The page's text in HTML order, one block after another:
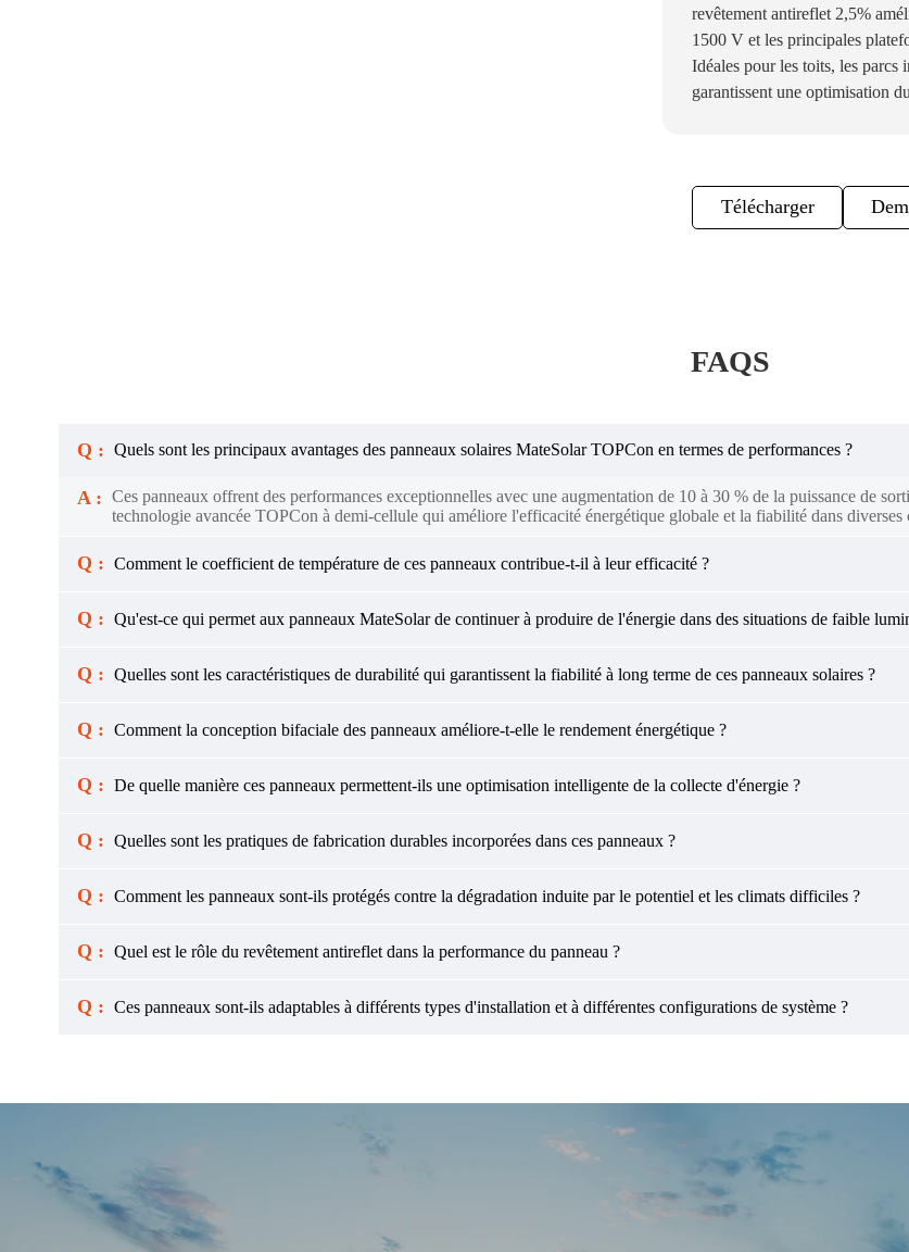
revêtement antireflet 2,5%
1500 V et les principales
Idéales pour les toits, les parcs
garantissent une optimisation
Télécharger
FAQS
Q : Quels sont les principaux avantages des panneaux solaires MateSolar TOPCon en termes de performances ?
A : Ces panneaux offrent des performances exceptionnelles avec une augmentation de 10 à 30 % de la puissance de
technologie avancée TOPCon à demi-cellule qui améliore l'efficacité énergétique globale et la fiabilité dans
Q : Comment le coefficient de température de ces panneaux contribue-t-il à leur efficacité ?
Q : Qu'est-ce qui permet aux panneaux MateSolar de continuer à produire de l'énergie dans des situations de faible
Q : Quelles sont les caractéristiques de durabilité qui garantissent la fiabilité à long terme de ces panneaux solaires ?
Q : Comment la conception bifaciale des panneaux améliore-t-elle le rendement énergétique ?
Q : De quelle manière ces panneaux permettent-ils une optimisation intelligente de la collecte d'énergie ?
Q : Quelles sont les pratiques de fabrication durables incorporées dans ces panneaux ?
Q : Comment les panneaux sont-ils protégés contre la dégradation induite par le potentiel et les climats difficiles ?
Q : Quel est le rôle du revêtement antireflet dans la performance du panneau ?
Q : Ces panneaux sont-ils adaptables à différents types d'installation et à différentes configurations de système ?